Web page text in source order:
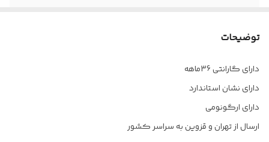
چرخ
ضمانت ۳۶ ماه
توضیحات
دارای گارانتی 36ماهه
دارای نشان استاندارد
دارای ارگونومی
ارسال از تهران و قزوین به سراسر کشور